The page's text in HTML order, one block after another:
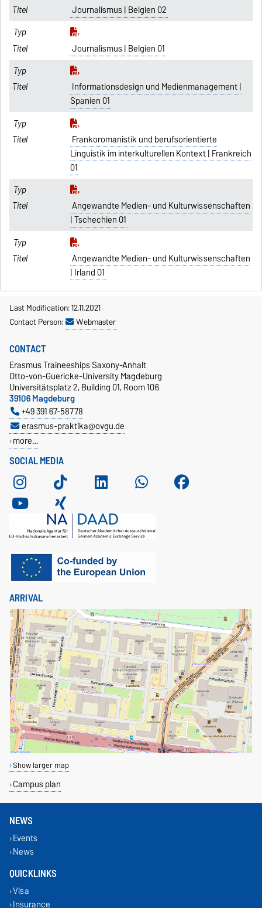
Journalismus | Belgien 02
Journalismus | Belgien 01
Informationsdesign und Medienmanagement |
Spanien 01
Frankoromanistik und berufsorientierte
Linguistik im interkulturellen Kontext | Frankreich
01
Angewandte Medien- und Kulturwissenschaften
| Tschechien 01
Angewandte Medien- und Kulturwissenschaften
| Irland 01
Last Modification: 12.11.2021
Contact Person:
Webmaster
SOCIAL MEDIA
CONTACT
Erasmus Traineeships Saxony-Anhalt
Otto-von-Guericke-University Magdeburg
Universitätsplatz 2, Building 01, Room 106
39106 Magdeburg
+49 391 67-58778
erasmus-praktika@ovgu.de
more…
ARRIVAL
Show larger map
Campus plan
NEWS
Events
News
QUICKLINKS
Visa
Insurance